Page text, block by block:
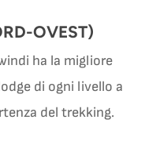
OVEST)
ha la migliore
di ogni livello a
del trekking.